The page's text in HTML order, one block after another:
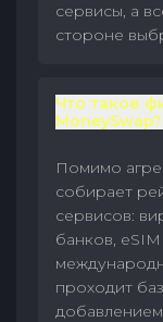
сервисы, а
стороне
Что такое
MoneySwap?
Помимо
собирает
сервисов:
банков,
проходит
добавлением